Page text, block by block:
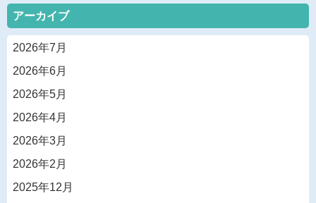
アーカイブ
2026年7月
2026年6月
2026年5月
2026年4月
2026年3月
2026年2月
2025年12月